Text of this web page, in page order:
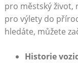
pro městský život,
pro výlety do
hledáte, můžete
Historie